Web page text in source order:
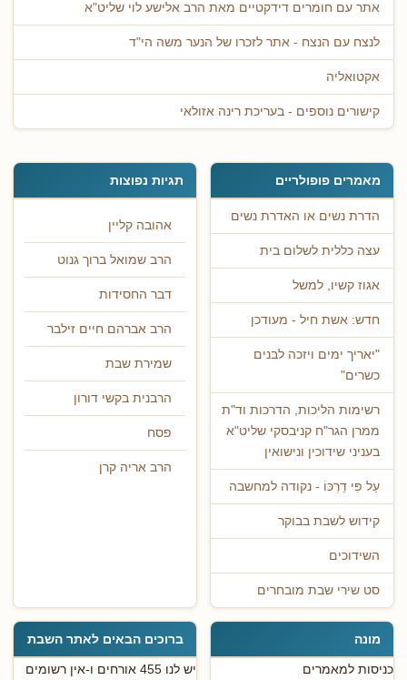
אתר עם חומרים דידקטיים מאת הרב אלישע לוי שליט"א
לנצח עם הנצח - אתר לזכרו של הנער משה הי"ד
אקטואליה
קישורים נוספים - בעריכת רינה אזולאי
מאמרים פופולריים
הדרת נשים או האדרת נשים
עצה כללית לשלום בית
אגוז קשיו, למשל
חדש: אשת חיל - מעודכן
"יאריך ימים ויזכה לבנים
כשרים"
רשימות הליכות, הדרכות וד"ת
ממרן הגר"ח קניבסקי שליט"א
בעניני שידוכין ונישואין
עַל פִּי דַרְכּוֹ - נקודה למחשבה
קידוש לשבת בבוקר
השידוכים
סט שירי שבת מובחרים
תגיות נפוצות
אהובה קליין
הרב שמואל ברוך גנוט
דבר החסידות
הרב אברהם חיים זילבר
שמירת שבת
הרבנית בקשי דורון
פסח
הרב אריה קרן
מונה
כניסות למאמרים
ברוכים הבאים לאתר השבת
יש לנו 455 אורחים ו-אין רשומים